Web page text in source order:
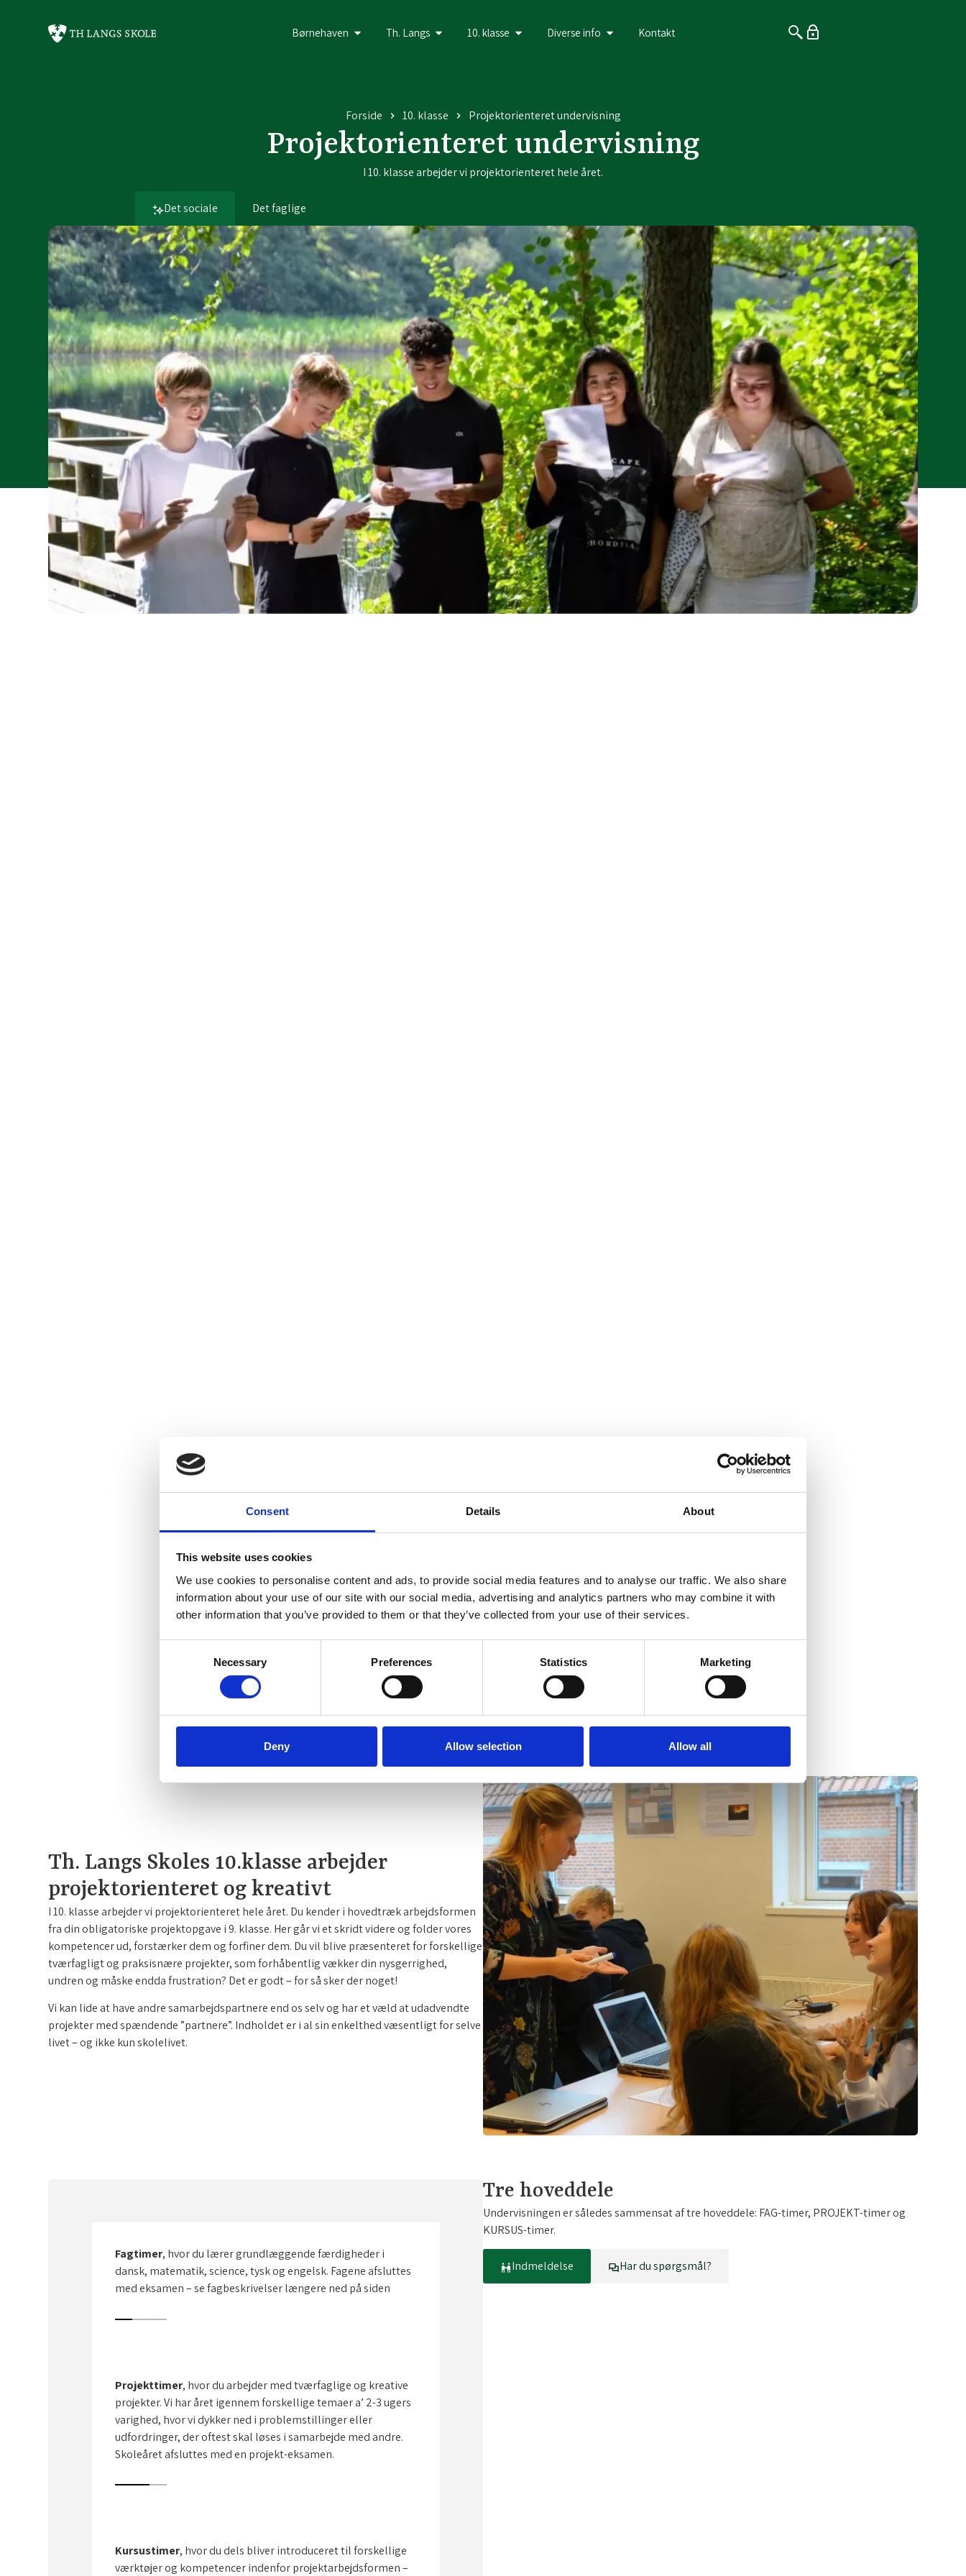
Consent Details About
This website uses cookies
We use cookies to personalise content and ads, to provide social media features and to analyse our traffic. We also share
information about your use of our site with our social media, advertising and analytics partners who may combine it with
other information that you’ve provided to them or that they’ve collected from your use of their services.
Necessary Preferences Statistics Marketing
Deny Allow selection Allow all
Børnehaven Th. Langs 10. klasse Diverse info Kontakt
Forside 10. klasse Projektorienteret undervisning
Projektorienteret undervisning
I 10. klasse arbejder vi projektorienteret hele året.
Det sociale Det faglige
Th. Langs Skoles 10.klasse arbejder
projektorienteret og kreativt
I 10. klasse arbejder vi projektorienteret hele året. Du kender i hovedtræk arbejdsformen
fra din obligatoriske projektopgave i 9. klasse. Her går vi et skridt videre og folder vores
kompetencer ud, forstærker dem og forfiner dem. Du vil blive præsenteret for forskellige
tværfagligt og praksisnære projekter, som forhåbentlig vækker din nysgerrighed,
undren og måske endda frustration? Det er godt – for så sker der noget!
Vi kan lide at have andre samarbejdspartnere end os selv og har et væld at udadvendte
projekter med spændende ”partnere”. Indholdet er i al sin enkelthed væsentligt for selve
livet – og ikke kun skolelivet.
Fagtimer, hvor du lærer grundlæggende færdigheder i
dansk, matematik, science, tysk og engelsk. Fagene afsluttes
med eksamen – se fagbeskrivelser længere ned på siden
Projekttimer, hvor du arbejder med tværfaglige og kreative
projekter. Vi har året igennem forskellige temaer a’ 2-3 ugers
varighed, hvor vi dykker ned i problemstillinger eller
udfordringer, der oftest skal løses i samarbejde med andre.
Skoleåret afsluttes med en projekt-eksamen.
Kursustimer, hvor du dels bliver introduceret til forskellige
værktøjer og kompetencer indenfor projektarbejdsformen –
Tre hoveddele
Undervisningen er således sammensat af tre hoveddele: FAG-timer, PROJEKT-timer og
KURSUS-timer.
Indmeldelse Har du spørgsmål?